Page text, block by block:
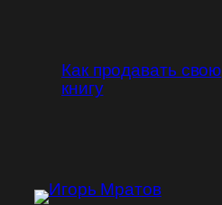
Как продавать свою
книгу